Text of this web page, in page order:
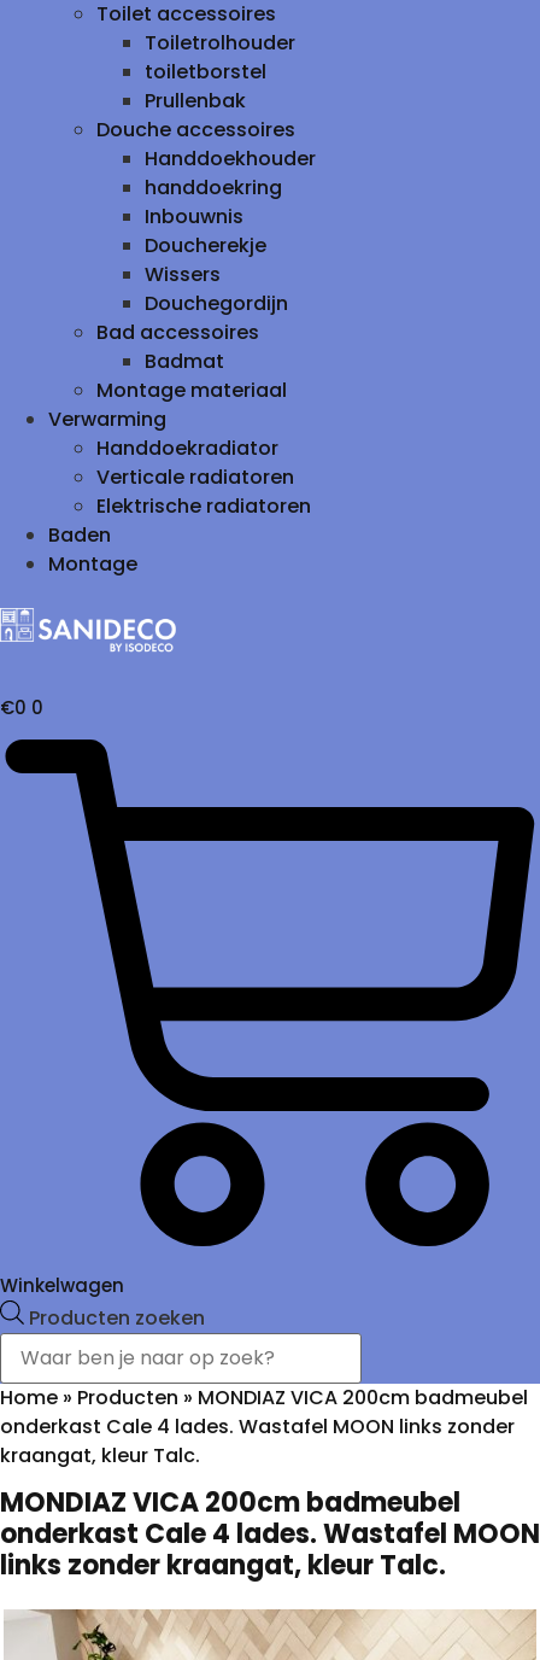
Toilet accessoires
Toiletrolhouder
toiletborstel
Prullenbak
Douche accessoires
Handdoekhouder
handdoekring
Inbouwnis
Doucherekje
Wissers
Douchegordijn
Bad accessoires
Badmat
Montage materiaal
Verwarming
Handdoekradiator
Verticale radiatoren
Elektrische radiatoren
Baden
Montage
€0 0
Winkelwagen
Producten zoeken
Home » Producten » MONDIAZ VICA 200cm badmeubel
onderkast Cale 4 lades. Wastafel MOON links zonder
kraangat, kleur Talc.
MONDIAZ VICA 200cm badmeubel
onderkast Cale 4 lades. Wastafel MOON
links zonder kraangat, kleur Talc.